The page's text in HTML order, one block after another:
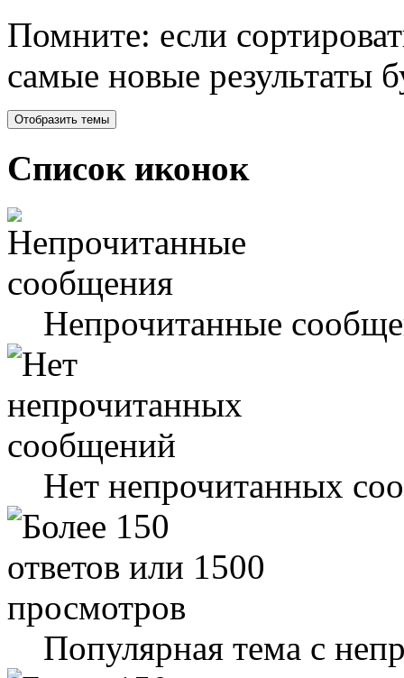
Помните: если
самые новые результаты
Список иконок
Непрочитанные
Нет непрочитанных
Популярная тема с